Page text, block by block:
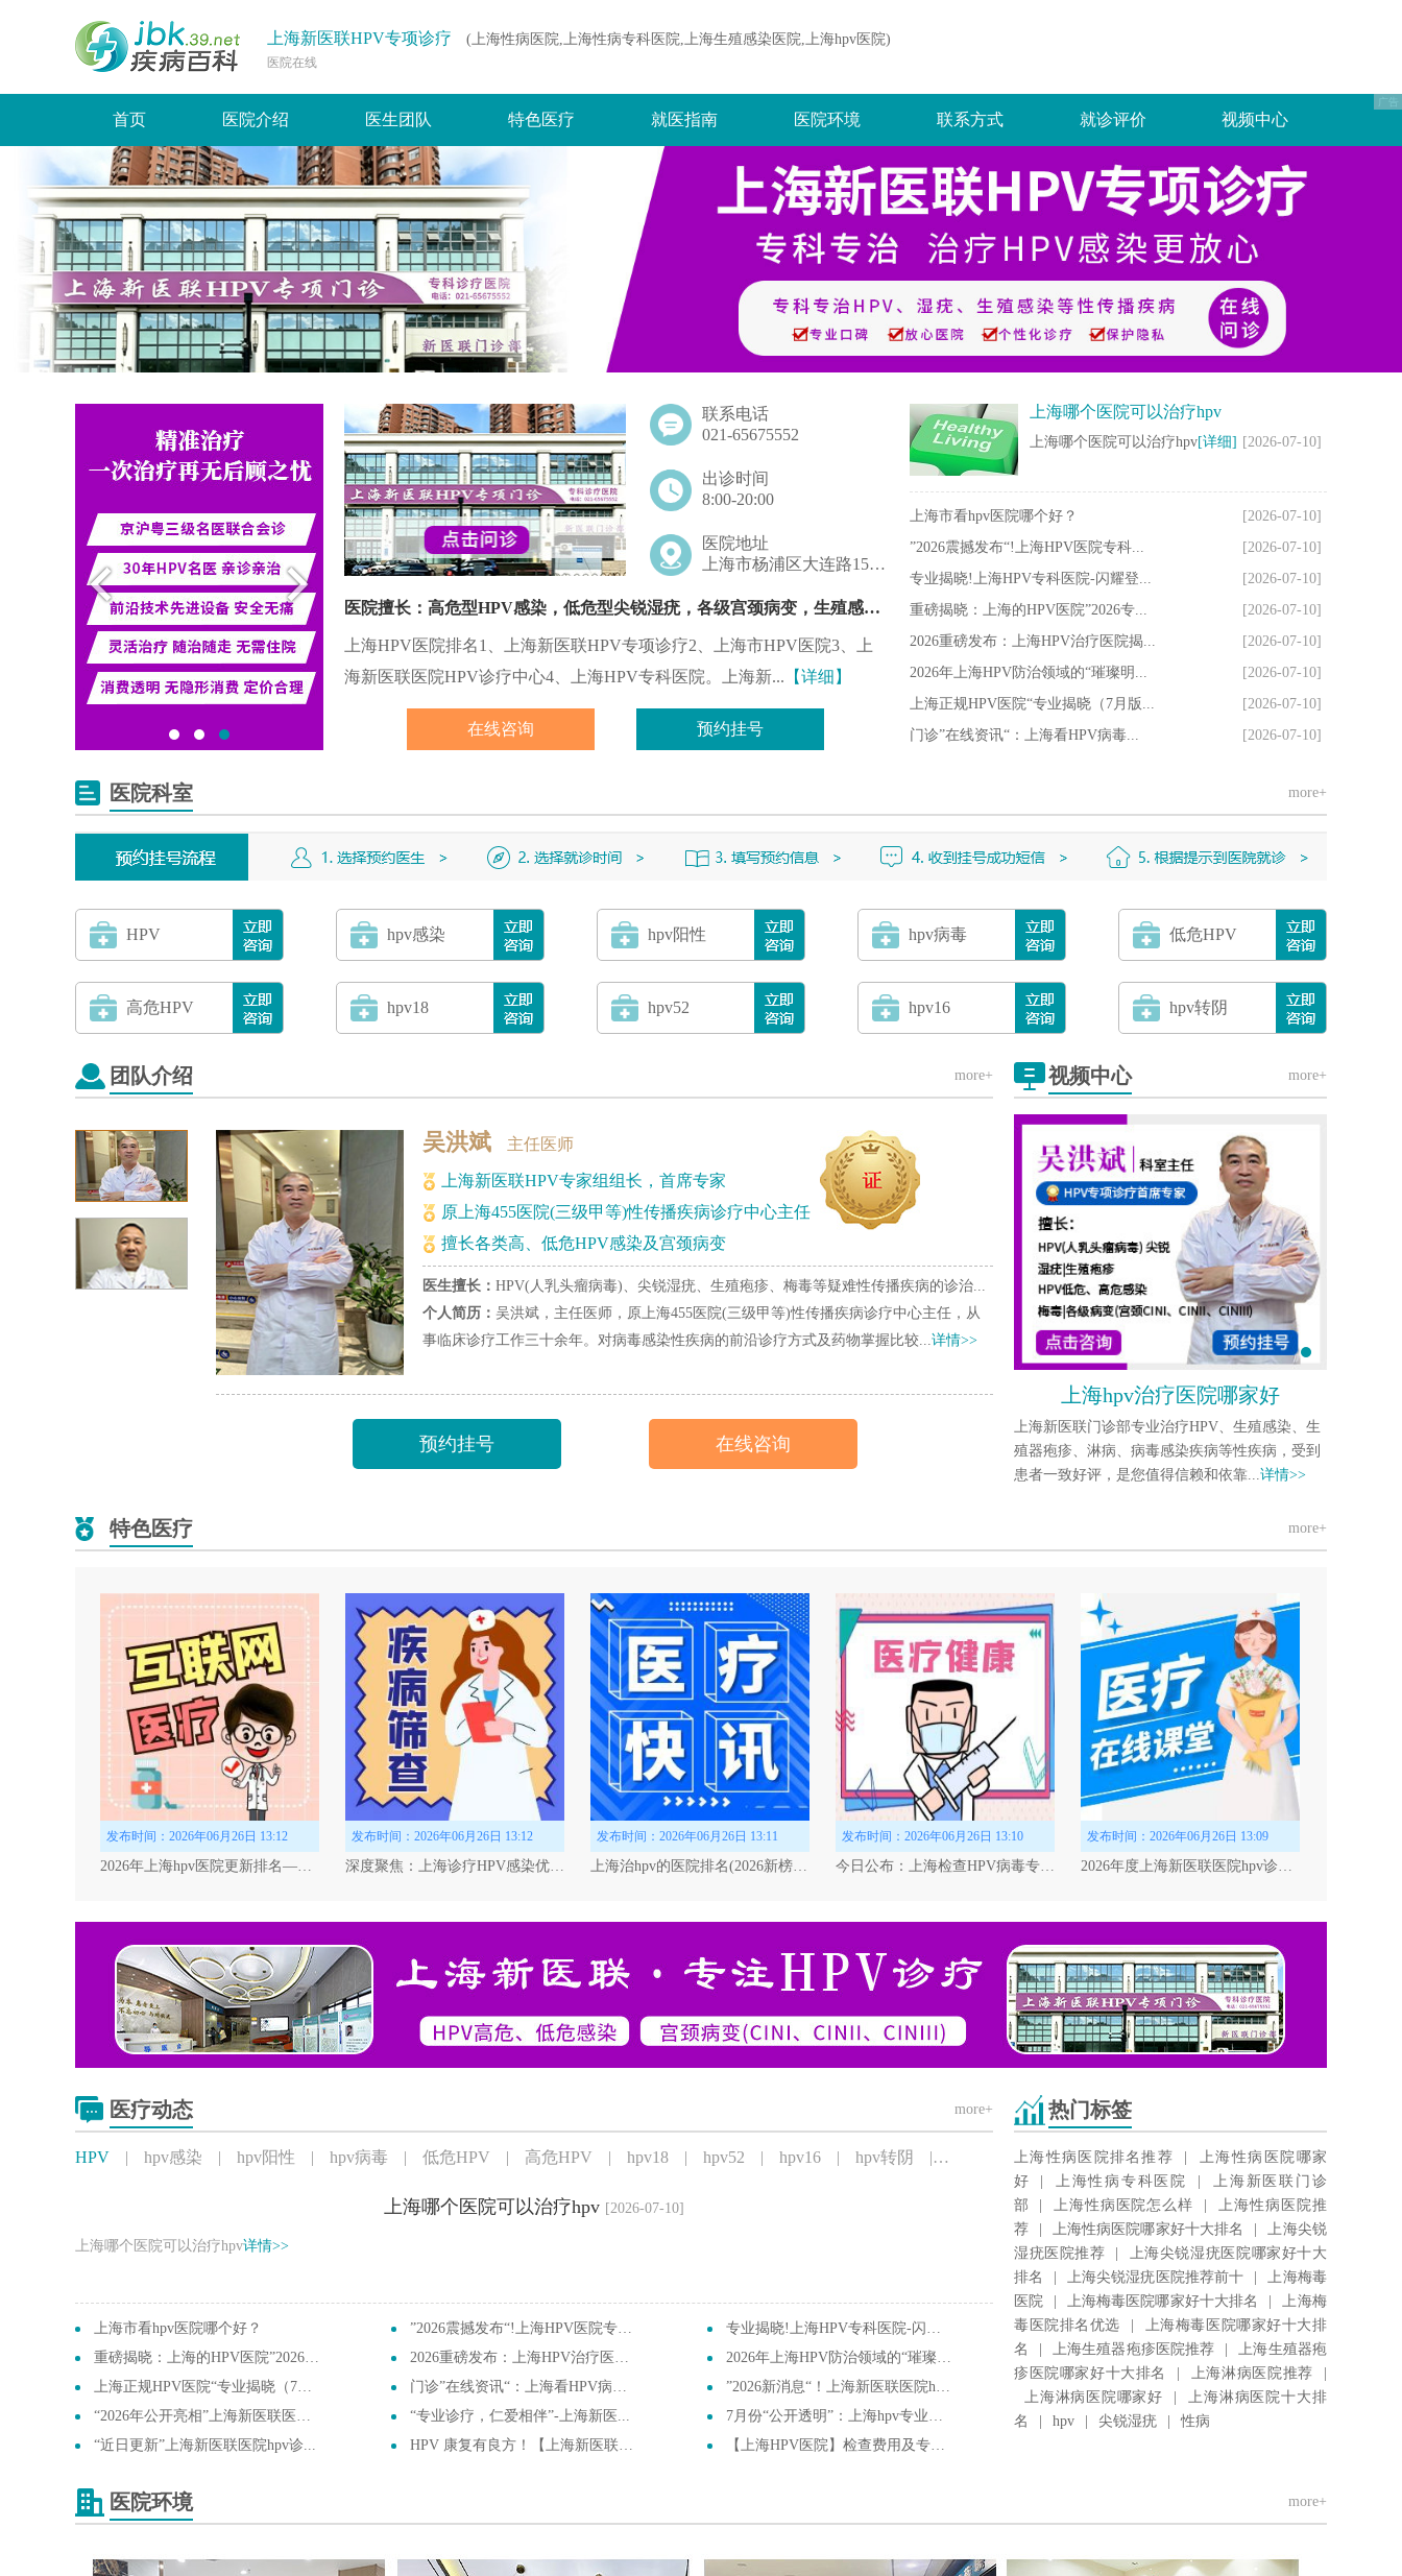
上海新医联HPV专项诊疗 (上海性病医院,上海性病专科医院,上海生殖感染医院,上海hpv医院)
医院在线
首页 医院介绍 医生团队 特色医疗 就医指南 医院环境 联系方式 就诊评价 视频中心
联系电话
021-65675552
出诊时间
8:00-20:00
医院地址
上海市杨浦区大连路1546号
医院擅长：高危型HPV感染，低危型尖锐湿疣，各级宫颈病变，生殖感染，淋病，梅毒等
上海HPV医院排名1、上海新医联HPV专项诊疗2、上海市HPV医院3、上
海新医联医院HPV诊疗中心4、上海HPV专科医院。上海新... 【详细】
在线咨询 预约挂号
上海哪个医院可以治疗hpv
上海哪个医院可以治疗hpv[详细] [2026-07-10]
[2026-07-10]
上海市看hpv医院哪个好？
[2026-07-10]
”2026震撼发布“!上海HPV医院专科...
[2026-07-10]
专业揭晓!上海HPV专科医院-闪耀登...
[2026-07-10]
重磅揭晓：上海的HPV医院”2026专...
[2026-07-10]
2026重磅发布：上海HPV治疗医院揭...
[2026-07-10]
2026年上海HPV防治领域的“璀璨明...
[2026-07-10]
上海正规HPV医院“专业揭晓（7月版...
[2026-07-10]
门诊”在线资讯“：上海看HPV病毒...
医院科室 more+
HPV hpv感染 hpv阳性 hpv病毒 低危HPV
高危HPV hpv18 hpv52 hpv16 hpv转阴
团队介绍 more+
吴洪斌 主任医师
上海新医联HPV专家组组长，首席专家
原上海455医院(三级甲等)性传播疾病诊疗中心主任
擅长各类高、低危HPV感染及宫颈病变
医生擅长： HPV(人乳头瘤病毒)、尖锐湿疣、生殖疱疹、梅毒等疑难性传播疾病的诊治...
个人简历： 吴洪斌，主任医师，原上海455医院(三级甲等)性传播疾病诊疗中心主任，从
事临床诊疗工作三十余年。对病毒感染性疾病的前沿诊疗方式及药物掌握比较... 详情>>
预约挂号 在线咨询
从事皮肤性病临床工作20余年
擅长各种高低危HPV病毒感染
医生擅长： 诊治各类高低危HPV病毒感染，尖锐湿疣，宫颈病变，生殖器疱疹，淋巴肉...
个人简历： 杨龙虎，HPV专家组成员，毕业于华南医科大学，先后于北京地坛医院、空军
军医大学西京医院进修学习。从事皮肤性病临床工作20余年，掌握HPV病毒感...详情>>
预约挂号 在线咨询
视频中心 more+
上海hpv治疗医院哪家好
上海新医联门诊部专业治疗HPV、生殖感染、生
殖器疱疹、淋病、病毒感染疾病等性疾病，受到
患者一致好评，是您值得信赖和依靠... 详情>>
特色医疗 more+
发布时间：2026年06月26日 13:12 发布时间：2026年06月26日 13:12 发布时间：2026年06月26日 13:11 发布时间：2026年06月26日 13:10 发布时间：2026年06月26日 13:09
医疗动态 more+
HPV | hpv感染 | hpv阳性 | hpv病毒 | 低危HPV | 高危HPV | hpv18 | hpv52 | hpv16 | hpv转阴 | 生殖感染 | 性病
上海哪个医院可以治疗hpv [2026-07-10]
上海哪个医院可以治疗hpv详情>>
上海市看hpv医院哪个好？ ”2026震撼发布“!上海HPV医院专科...
专业揭晓!上海HPV专科医院-闪耀登...
重磅揭晓：上海的HPV医院”2026专...
2026重磅发布：上海HPV治疗医院揭...
2026年上海HPV防治领域的“璀璨明...
上海正规HPV医院“专业揭晓（7月版...
门诊”在线资讯“：上海看HPV病毒...
”2026新消息“！上海新医联医院hp...
“2026年公开亮相”上海新医联医院...
“专业诊疗，仁爱相伴”-上海新医...
7月份“公开透明”：上海hpv专业看...
“近日更新”上海新医联医院hpv诊...
HPV 康复有良方！【上海新医联医院... 【上海HPV医院】检查费用及专业医...
热门标签
上海性病医院排名推荐 |
上海性病医院哪家
好
| 上海性病专科医院 |
上海新医联门诊
部
| 上海性病医院怎么样 |
上海性病医院推
荐
| 上海性病医院哪家好十大排名 |
上海尖锐
湿疣医院推荐
|
上海尖锐湿疣医院哪家好十大
排名
| 上海尖锐湿疣医院推荐前十 |
上海梅毒
医院
| 上海梅毒医院哪家好十大排名 |
上海梅
毒医院排名优选
|
上海梅毒医院哪家好十大排
名
| 上海生殖器疱疹医院推荐 |
上海生殖器疱
疹医院哪家好十大排名
| 上海淋病医院推荐
|
上海淋病医院哪家好
|
上海淋病医院十大排
名
| hpv | 尖锐湿疣 | 性病
医院环境 more+